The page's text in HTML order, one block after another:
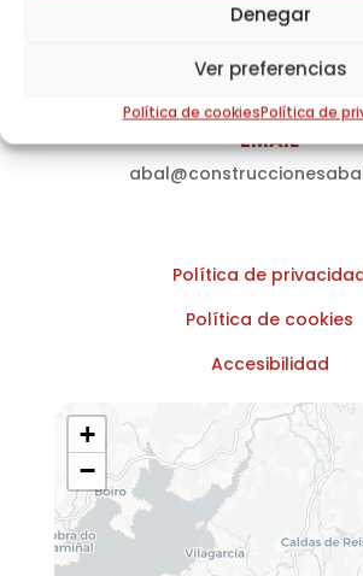
Denegar
Ver preferencias
Política de cookiesPolítica de
986 715 236
EMAIL
Política de
Política de cookies
Accesibilidad
+
−